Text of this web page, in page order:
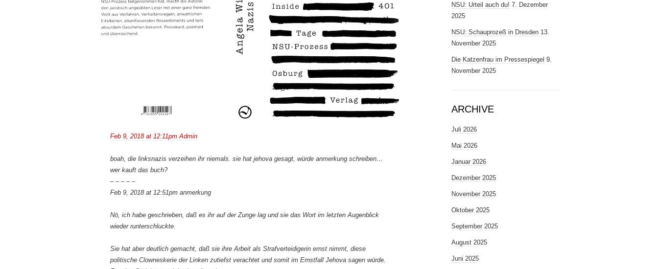
Feb 9, 2018 at 12:11pm Admin
boah, die linksnazis verzeihen ihr niemals. sie hat jehova gesagt, würde anmerkung schreiben…
wer kauft das buch?
– – – – –
Feb 9, 2018 at 12:51pm anmerkung
Nö, ich habe geschrieben, daß es ihr auf der Zunge lag und sie das Wort im letzten Augenblick
wieder runterschluckte.
Sie hat aber deutlich gemacht, daß sie ihre Arbeit als Strafverteidigerin ernst nimmt, diese
politische Clowneskerie der Linken zutiefst verachtet und somit im Ernstfall Jehova sagen würde.
NSU: Urteil auch du! 7. Dezember
2025
NSU: Schauprozeß in Dresden 13.
November 2025
Die Katzenfrau im Pressespiegel 9.
November 2025
ARCHIVE
Juli 2026
Mai 2026
Januar 2026
Dezember 2025
November 2025
Oktober 2025
September 2025
August 2025
Juni 2025